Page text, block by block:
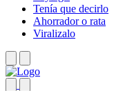
Tenía que decirlo
Ahorrador o rata
Viralizalo